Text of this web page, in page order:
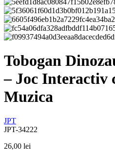
Tobogan
– Joc Interactiv
Muzica
JPT
JPT-34222
26,00 lei